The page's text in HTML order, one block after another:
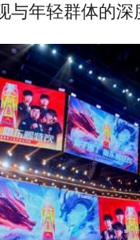
与年轻群体的深